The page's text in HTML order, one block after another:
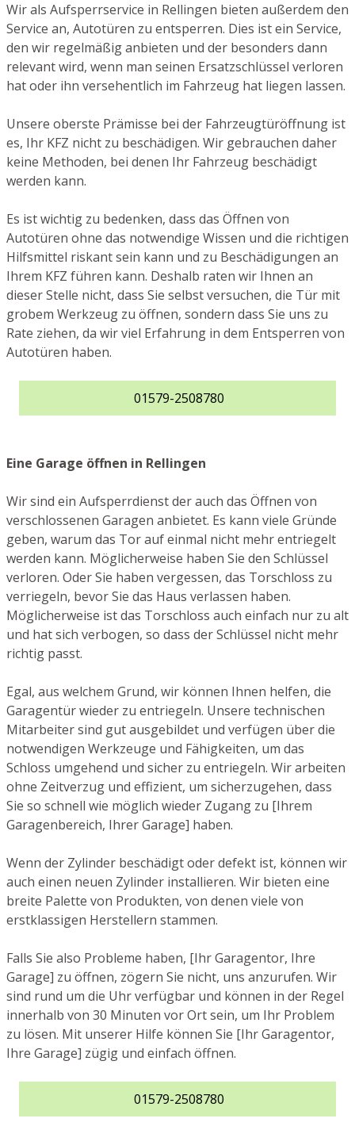
Wir als Aufsperrservice in Rellingen bieten außerdem den
Service an, Autotüren zu entsperren. Dies ist ein Service,
den wir regelmäßig anbieten und der besonders dann
relevant wird, wenn man seinen Ersatzschlüssel verloren
hat oder ihn versehentlich im Fahrzeug hat liegen lassen.
Unsere oberste Prämisse bei der Fahrzeugtüröffnung ist
es, Ihr KFZ nicht zu beschädigen. Wir gebrauchen daher
keine Methoden, bei denen Ihr Fahrzeug beschädigt
werden kann.
Es ist wichtig zu bedenken, dass das Öffnen von
Autotüren ohne das notwendige Wissen und die richtigen
Hilfsmittel riskant sein kann und zu Beschädigungen an
Ihrem KFZ führen kann. Deshalb raten wir Ihnen an
dieser Stelle nicht, dass Sie selbst versuchen, die Tür mit
grobem Werkzeug zu öffnen, sondern dass Sie uns zu
Rate ziehen, da wir viel Erfahrung in dem Entsperren von
Autotüren haben.
01579-2508780
Eine Garage öffnen in Rellingen
Wir sind ein Aufsperrdienst der auch das Öffnen von
verschlossenen Garagen anbietet. Es kann viele Gründe
geben, warum das Tor auf einmal nicht mehr entriegelt
werden kann. Möglicherweise haben Sie den Schlüssel
verloren. Oder Sie haben vergessen, das Torschloss zu
verriegeln, bevor Sie das Haus verlassen haben.
Möglicherweise ist das Torschloss auch einfach nur zu alt
und hat sich verbogen, so dass der Schlüssel nicht mehr
richtig passt.
Egal, aus welchem Grund, wir können Ihnen helfen, die
Garagentür wieder zu entriegeln. Unsere technischen
Mitarbeiter sind gut ausgebildet und verfügen über die
notwendigen Werkzeuge und Fähigkeiten, um das
Schloss umgehend und sicher zu entriegeln. Wir arbeiten
ohne Zeitverzug und effizient, um sicherzugehen, dass
Sie so schnell wie möglich wieder Zugang zu [Ihrem
Garagenbereich, Ihrer Garage] haben.
Wenn der Zylinder beschädigt oder defekt ist, können wir
auch einen neuen Zylinder installieren. Wir bieten eine
breite Palette von Produkten, von denen viele von
erstklassigen Herstellern stammen.
Falls Sie also Probleme haben, [Ihr Garagentor, Ihre
Garage] zu öffnen, zögern Sie nicht, uns anzurufen. Wir
sind rund um die Uhr verfügbar und können in der Regel
innerhalb von 30 Minuten vor Ort sein, um Ihr Problem
zu lösen. Mit unserer Hilfe können Sie [Ihr Garagentor,
Ihre Garage] zügig und einfach öffnen.
01579-2508780